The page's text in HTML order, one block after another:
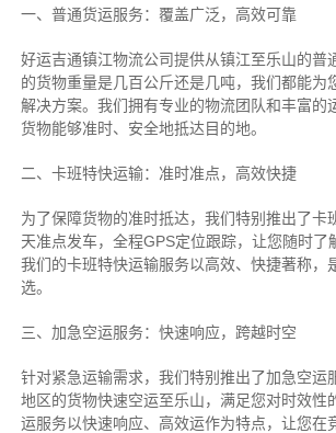
一、普通货运服务：覆盖广泛，高效可靠
好运吉通镇江物流公司提供从镇江至乐山的普
的货物重量是几百公斤还是几吨，我们都能为
解决方案。我们拥有专业的物流团队和丰富的
货物能够准时、安全地抵达目的地。
二、卡班特快运输：准时准点，高效快捷
为了保障货物的准时抵达，我们特别推出了卡
天准点发车，全程GPS定位跟踪，让您随时了
我们的卡班特快运输服务以高效、快捷著称，
选。
三、加急空运服务：快速响应，跨越时空
针对紧急运输需求，我们特别推出了加急空运
地区的货物快速空运至乐山，满足您对时效性
运服务以快速响应、高效运作为特点，让您在